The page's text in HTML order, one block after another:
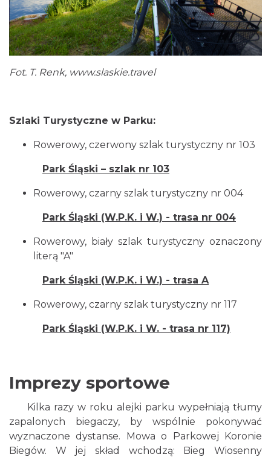
Fot. T. Renk, www.slaskie.travel
Szlaki Turystyczne w Parku:
Rowerowy, czerwony szlak turystyczny nr 103
Park Śląski – szlak nr 103
Rowerowy, czarny szlak turystyczny nr 004
Park Śląski (W.P.K. i W.) - trasa nr 004
Rowerowy, biały szlak turystyczny oznaczony
literą "A"
Park Śląski (W.P.K. i W.) - trasa A
Rowerowy, czarny szlak turystyczny nr 117
Park Śląski (W.P.K. i W. - trasa nr 117)
Imprezy sportowe
Kilka razy w roku alejki parku wypełniają tłumy
zapalonych biegaczy, by wspólnie pokonywać
wyznaczone dystanse. Mowa o Parkowej Koronie
Biegów. W jej skład wchodzą: Bieg Wiosenny